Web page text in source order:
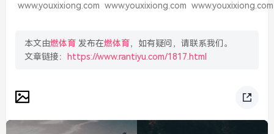
www.youxixiong.com www.youxixiong.com www.youxixiong.com
本文由燃体育 发布在燃体育，如有疑问，请联系我们。
文章链接：
https://www.rantiyu.com/1817.html